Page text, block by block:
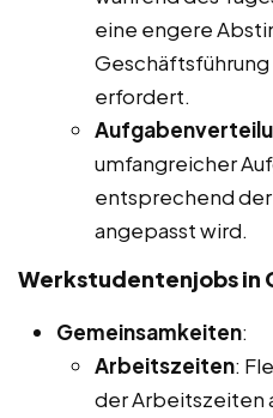
eine engere
erfordert.
umfangreicher
entsprechend
angepasst wird.
Werkstudentenjobs in
Gemeinsamkeiten:
Arbeitszeiten:
der Arbeitszeiten